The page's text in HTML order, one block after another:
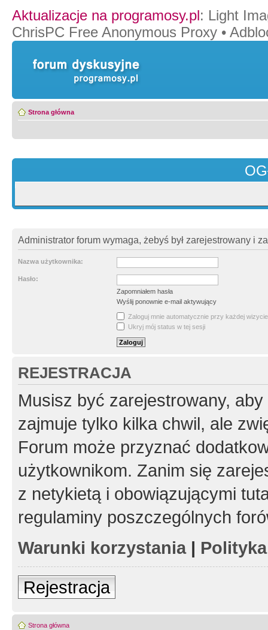
Aktualizacje na programosy.pl: Light
ChrisPC Free Anonymous Proxy •
Strona główna
Administrator forum wymaga, żebyś był zarejestrowany i
Nazwa użytkownika:
Hasło:
Zapomniałem hasła
Wyślij ponownie e-mail aktywujący
Zaloguj mnie automatycznie przy każdej wizycie
Ukryj mój status w tej sesji
REJESTRACJA
Musisz być zarejestrowany,
zajmuje tylko kilka chwil, ale
Forum może przyznać
użytkownikom. Zanim się
z netykietą i obowiązującymi
regulaminy poszczególnych
Warunki korzystania|
Rejestracja
Strona główna